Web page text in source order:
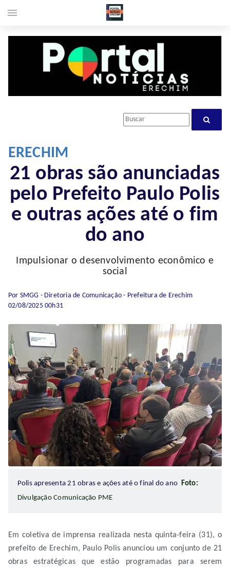
ERECHIM
21 obras são anunciadas
pelo Prefeito Paulo Polis
e outras ações até o fim
do ano
Impulsionar o desenvolvimento econômico e
social
Por SMGG - Diretoria de Comunicação - Prefeitura de Erechim
02/08/2025 00h31
Polis apresenta 21 obras e ações até o final do ano Foto:
Divulgação Comunicação PME
Em coletiva de imprensa realizada nesta quinta-feira (31), o
prefeito de Erechim, Paulo Polis anunciou um conjunto de 21
obras estratégicas que estão programadas para serem
menu